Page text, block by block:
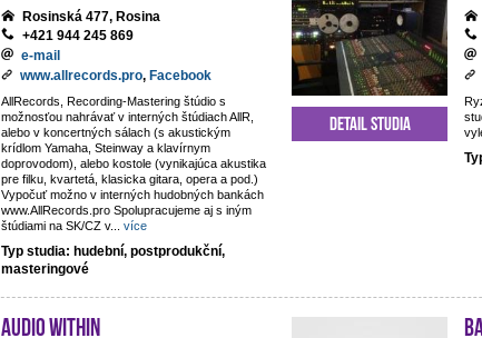
Rosinská 477, Rosina
+421 944 245 869
e-mail
www.allrecords.pro, Facebook
AllRecords, Recording-Mastering štúdio s
možnosťou nahrávať v interných štúdiach AllR,
alebo v koncertných sálach (s akustickým
krídlom Yamaha, Steinway a klavírnym
doprovodom), alebo kostole (vynikajúca akustika
pre filku, kvartetá, klasicka gitara, opera a pod.)
Vypočuť možno v interných hudobných bankách
www.AllRecords.pro Spolupracujeme aj s iným
štúdiami na SK/CZ v... více
Typ studia: hudební, postprodukční,
masteringové
Detail studia
Audio Within